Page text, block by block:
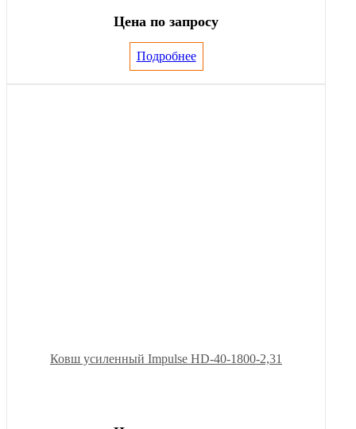
Цена по запросу
Подробнее
Ковш усиленный Impulse HD-40-1800-2,31